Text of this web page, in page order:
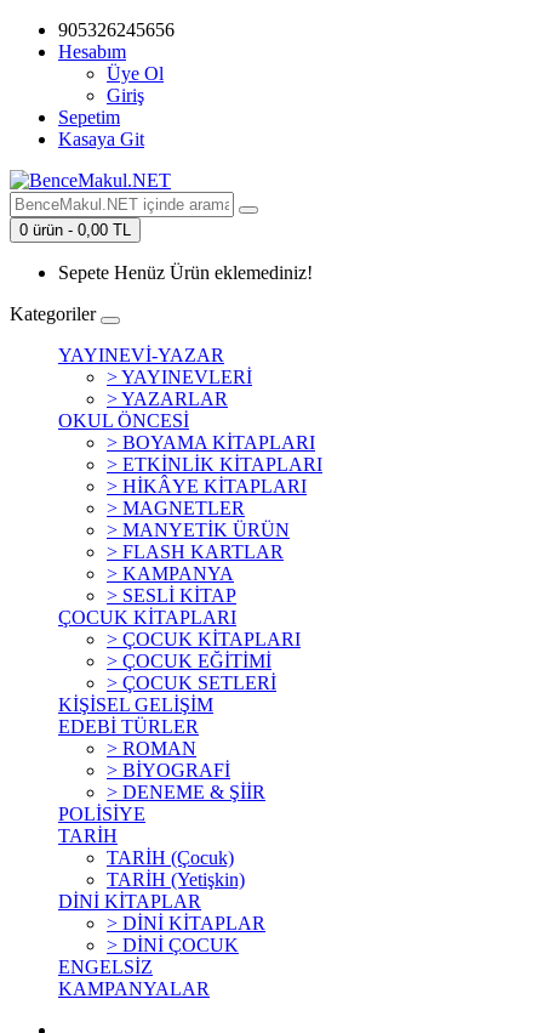
905326245656
Hesabım
Üye Ol
Giriş
Sepetim
Kasaya Git
0 ürün - 0,00 TL
Sepete Henüz Ürün eklemediniz!
Kategoriler
YAYINEVİ-YAZAR
> YAYINEVLERİ
> YAZARLAR
OKUL ÖNCESİ
> BOYAMA KİTAPLARI
> ETKİNLİK KİTAPLARI
> HİKÂYE KİTAPLARI
> MAGNETLER
> MANYETİK ÜRÜN
> FLASH KARTLAR
> KAMPANYA
> SESLİ KİTAP
ÇOCUK KİTAPLARI
> ÇOCUK KİTAPLARI
> ÇOCUK EĞİTİMİ
> ÇOCUK SETLERİ
KİŞİSEL GELİŞİM
EDEBİ TÜRLER
> ROMAN
> BİYOGRAFİ
> DENEME & ŞİİR
POLİSİYE
TARİH
TARİH (Çocuk)
TARİH (Yetişkin)
DİNİ KİTAPLAR
> DİNİ KİTAPLAR
> DİNİ ÇOCUK
ENGELSİZ
KAMPANYALAR